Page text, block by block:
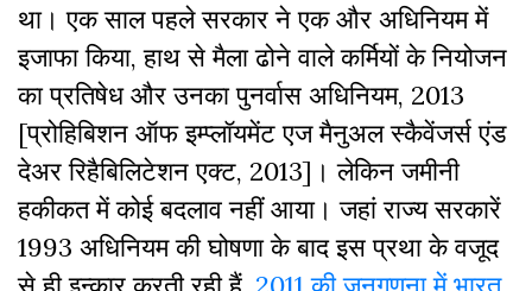
था। एक साल पहले सरकार ने एक और अधिनियम में
इजाफा किया, हाथ से मैला ढोने वाले कर्मियों के नियोजन
का प्रतिषेध और उनका पुनर्वास अधिनियम, 2013
[प्रोहिबिशन ऑफ इम्प्लॉयमेंट एज मैनुअल स्कैवेंजर्स एंड
देअर रिहैबिलिटेशन एक्ट, 2013]। लेकिन जमीनी
हकीकत में कोई बदलाव नहीं आया। जहां राज्य सरकारें
1993 अधिनियम की घोषणा के बाद इस प्रथा के वजूद